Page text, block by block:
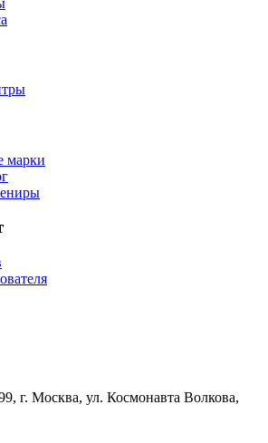
марки
Москва, ул. Космонавта Волкова,